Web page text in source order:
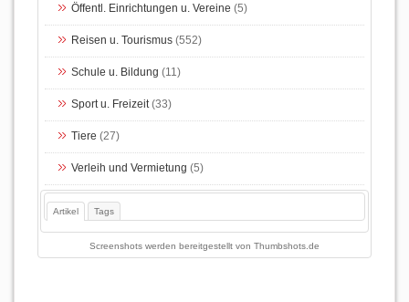
Öffentl. Einrichtungen u. Vereine (5)
Reisen u. Tourismus (552)
Schule u. Bildung (11)
Sport u. Freizeit(33)
Tiere (27)
Verleih und Vermietung (5)
Artikel Tags
Screenshots werden bereitgestellt von Thumbshots.de